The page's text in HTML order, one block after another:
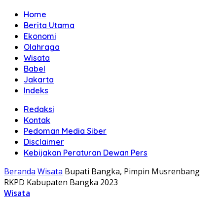
Home
Berita Utama
Ekonomi
Olahraga
Wisata
Babel
Jakarta
Indeks
Redaksi
Kontak
Pedoman Media Siber
Disclaimer
Kebijakan Peraturan Dewan Pers
Beranda Wisata Bupati Bangka, Pimpin Musrenbang
RKPD Kabupaten Bangka 2023
Wisata